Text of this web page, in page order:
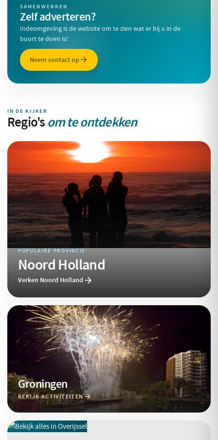
SAMENWERKEN
Zelf adverteren?
Indeomgeving is de website om te zien wat er bij u in de
buurt te doen is!
Neem contact op
IN DE KIJKER
Regio'som te ontdekken
POPULAIRE PROVINCIE
Noord Holland
Verken Noord Holland
Groningen
BEKIJK ACTIVITEITEN